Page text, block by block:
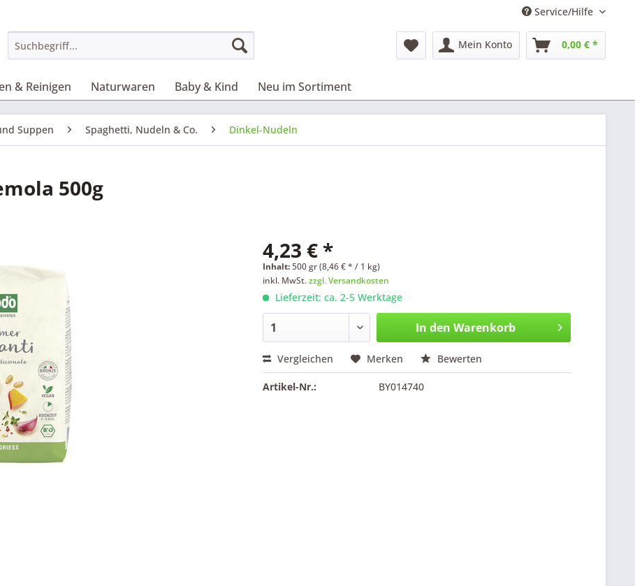
Service/Hilfe
Mein Konto 0,00 € *
& Reinigen Naturwaren Baby & Kind Neu im Sortiment
Suppen Spaghetti, Nudeln & Co. Dinkel-Nudeln
500g
4,23 € *
Inhalt:500 gr (8,46 € * / 1 kg)
inkl. MwSt.zzgl. Versandkosten
Lieferzeit: ca. 2-5 Werktage
In den Warenkorb
Vergleichen Merken Bewerten
Artikel-Nr.: BY014740